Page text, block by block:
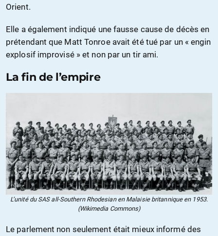
Orient.
Elle a également indiqué une fausse cause de décès en
prétendant que Matt Tonroe avait été tué par un « engin
explosif improvisé » et non par un tir ami.
La fin de l’empire
L’unité du SAS all-Southern Rhodesian en Malaisie britannique en 1953.
(Wikimedia Commons)
Le parlement non seulement était mieux informé des